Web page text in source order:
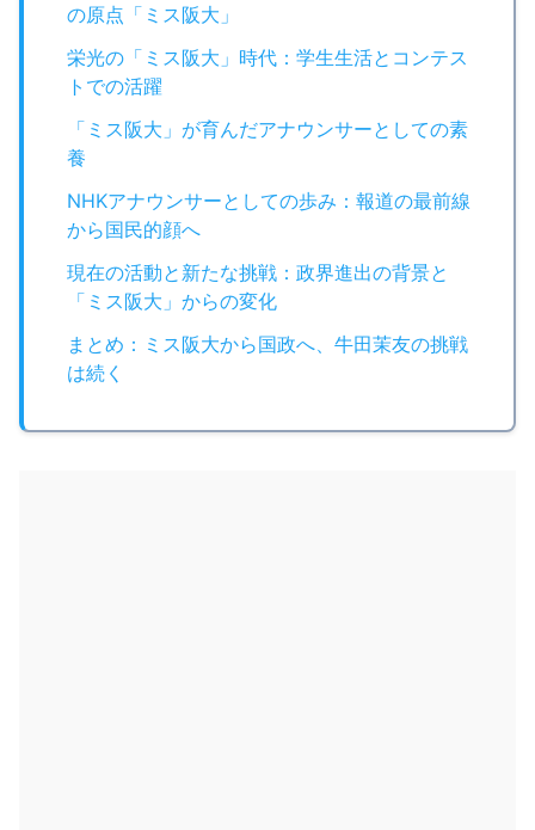
の原点「ミス阪大」
栄光の「ミス阪大」時代：学生生活とコンテス
トでの活躍
「ミス阪大」が育んだアナウンサーとしての素
養
NHKアナウンサーとしての歩み：報道の最前線
から国民的顔へ
現在の活動と新たな挑戦：政界進出の背景と
「ミス阪大」からの変化
まとめ：ミス阪大から国政へ、牛田茉友の挑戦
は続く